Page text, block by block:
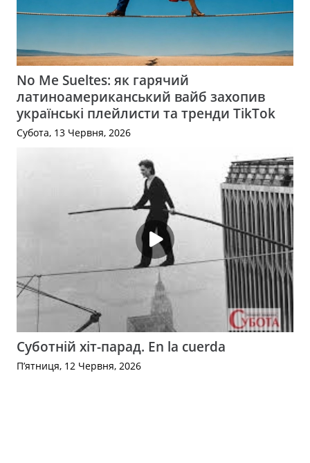
No Me Sueltes: як гарячий
латиноамериканський вайб захопив
українські плейлисти та тренди TikTok
Субота, 13 Червня, 2026
Суботній хіт-парад. En la cuerda
П’ятниця, 12 Червня, 2026